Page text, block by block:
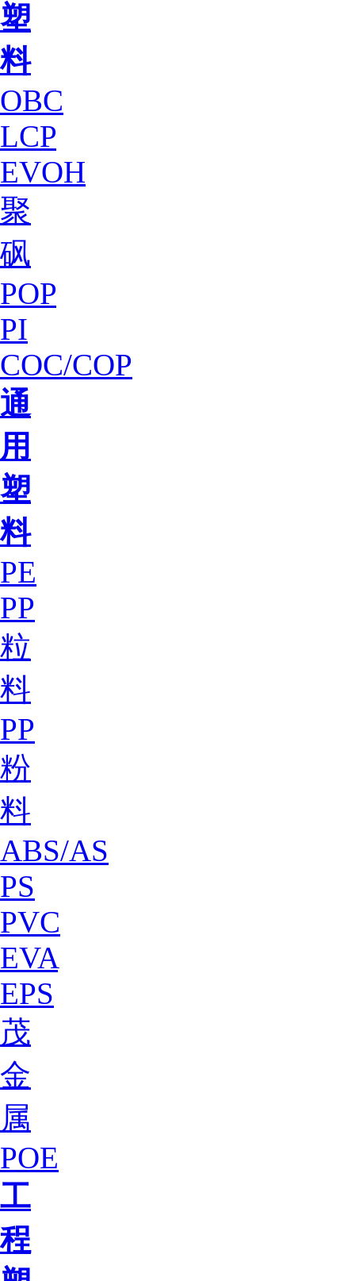
塑
料
OBC
LCP
EVOH
聚
砜
POP
PI
COC/COP
通
用
塑
料
PE
PP
粒
料
PP
粉
料
ABS/AS
PS
PVC
EVA
EPS
茂
金
属
POE
工
程